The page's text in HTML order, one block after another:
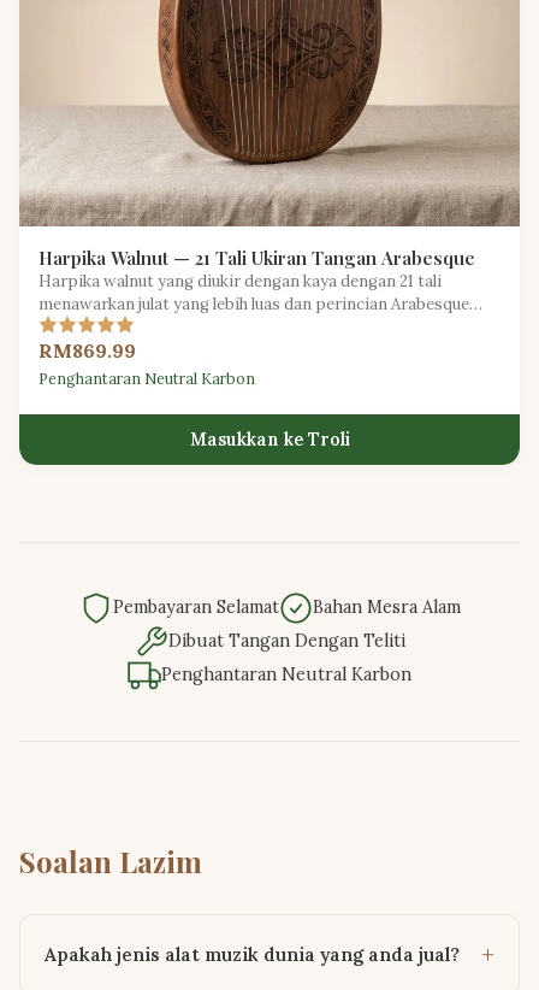
Harpika Walnut — 21 Tali Ukiran Tangan Arabesque
Harpika walnut yang diukir dengan kaya dengan 21 tali
menawarkan julat yang lebih luas dan perincian Arabesque
yang rumit untuk pemain yang teliti.
RM869.99
Penghantaran Neutral Karbon
Masukkan ke Troli
Pembayaran Selamat
Bahan Mesra Alam
Dibuat Tangan Dengan Teliti
Penghantaran Neutral Karbon
Soalan Lazim
Apakah jenis alat muzik dunia yang anda jual?